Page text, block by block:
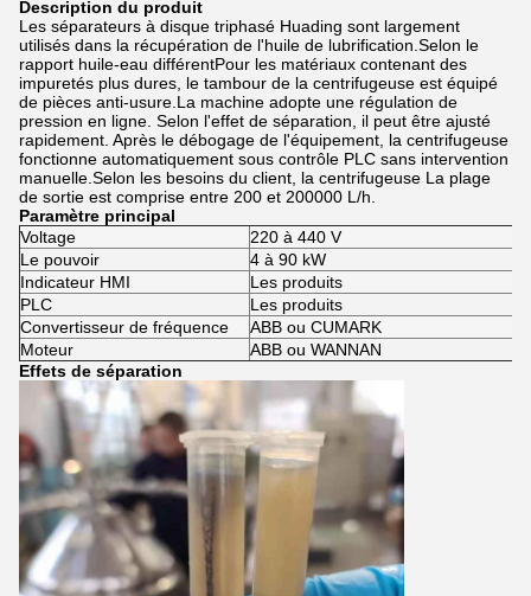
Description du produit
Les séparateurs à disque triphasé Huading sont largement
utilisés dans la récupération de l'huile de lubrification.Selon le
rapport huile-eau différentPour les matériaux contenant des
impuretés plus dures, le tambour de la centrifugeuse est équipé
de pièces anti-usure.La machine adopte une régulation de
pression en ligne. Selon l'effet de séparation, il peut être ajusté
rapidement. Après le débogage de l'équipement, la centrifugeuse
fonctionne automatiquement sous contrôle PLC sans intervention
manuelle.Selon les besoins du client, la centrifugeuse La plage
de sortie est comprise entre 200 et 200000 L/h.
Paramètre principal
Voltage
220 à 440 V
Le pouvoir
4 à 90 kW
Indicateur HMI
Les produits
PLC
Les produits
Convertisseur de fréquence
ABB ou CUMARK
Moteur
ABB ou WANNAN
Effets de séparation